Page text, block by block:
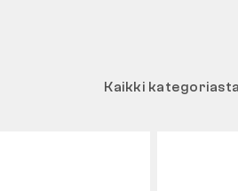
Kaikki kategoriasta